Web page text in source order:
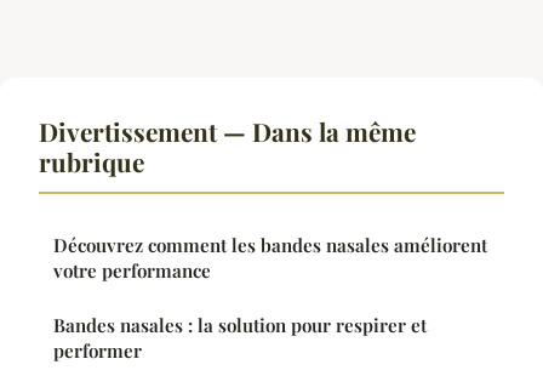
Divertissement — Dans la même
rubrique
Découvrez comment les bandes nasales améliorent
votre performance
Bandes nasales : la solution pour respirer et
performer